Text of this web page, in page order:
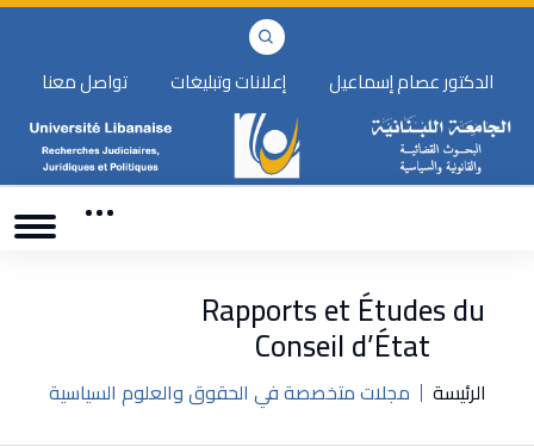
الدكتور عصام إسماعيل إعلانات وتبليغات تواصل معنا
Rapports et Études du
Conseil d’État
الرئيسة مجلات متخصصة في الحقوق والعلوم السياسية